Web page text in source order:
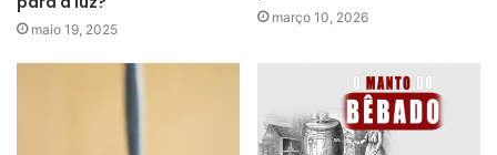
maio 19, 2025
março 10, 2026